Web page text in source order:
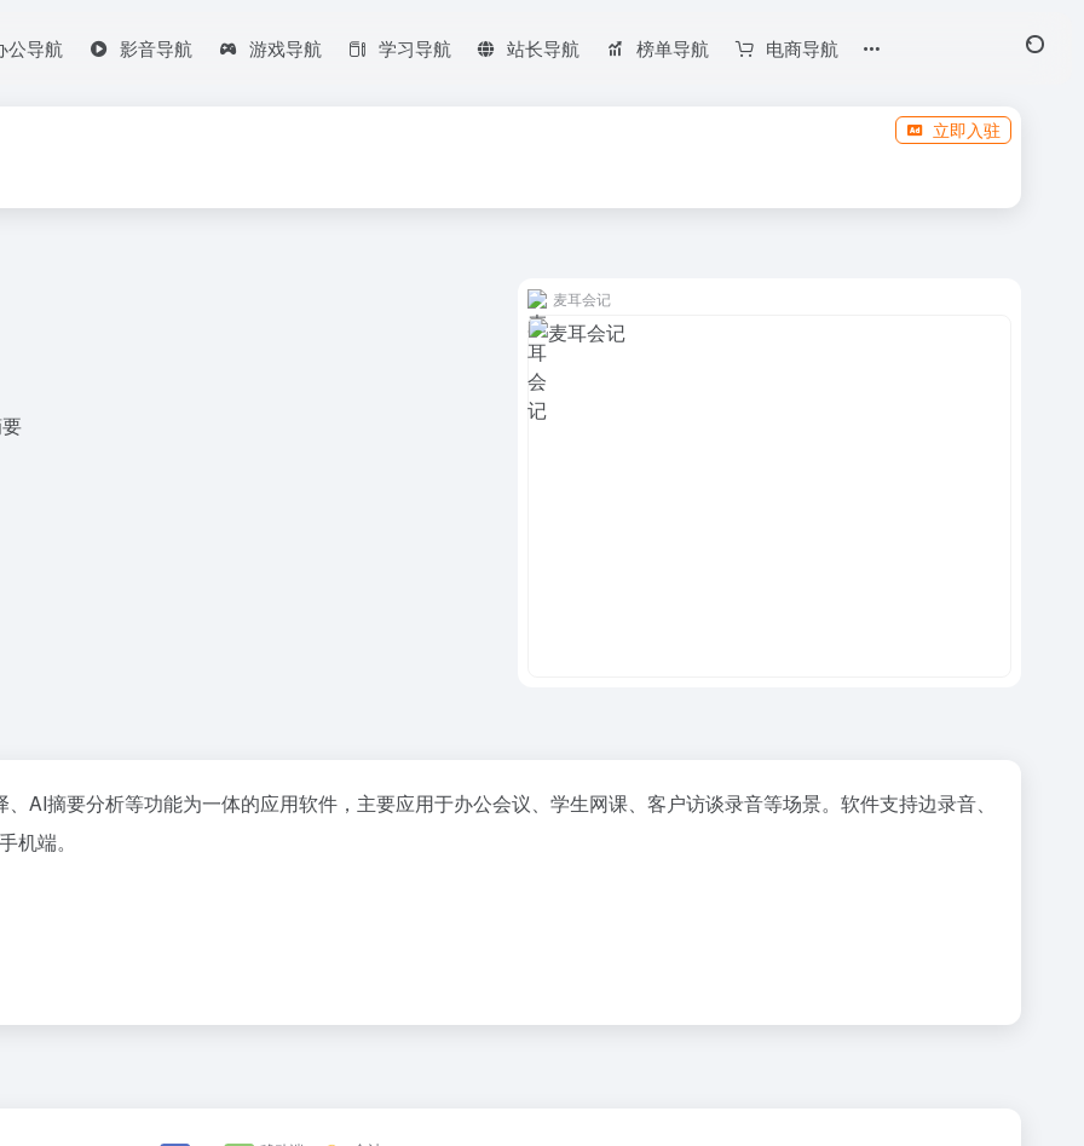
公导航 影音导航 游戏导航 学习导航 站长导航 榜单导航 电商导航
立即入驻
麦耳会记
AI摘要分析等功能为一体的应用软件，主要应用于办公会议、学生网课、客户访谈录音等场景。软件支持边录音、
机端。